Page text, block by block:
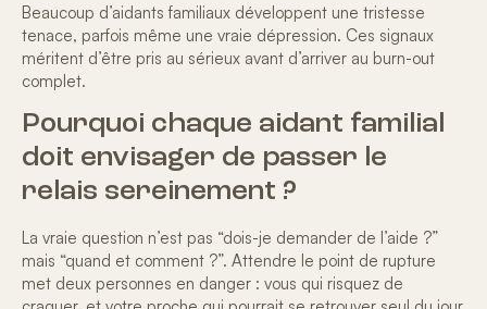
Beaucoup d’aidants familiaux développent une tristesse
tenace, parfois même une vraie dépression. Ces signaux
méritent d’être pris au sérieux avant d’arriver au burn-out
complet.
Pourquoi chaque aidant familial
doit envisager de passer le
relais sereinement ?
La vraie question n’est pas “dois-je demander de l’aide ?”
mais “quand et comment ?”. Attendre le point de rupture
met deux personnes en danger : vous qui risquez de